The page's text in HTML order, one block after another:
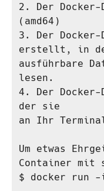
2. Der Docker-
(amd64)
3. Der Docker-
erstellt, in
ausführbare
lesen.
4. Der
der sie
an Ihr
Um etwas
Container mit
$ docker run -